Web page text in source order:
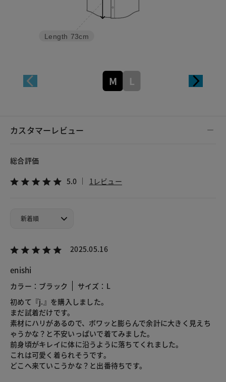
Length 73cm
M L
カスタマーレビュー
総合評価
5.0 1レビュー
2025.05.16
enishi
カラー：ブラック
サイズ：L
初めて『j.』を購入しました。
まだ試着だけです。
素材にハリがあるので、ボワッと膨らんで余計に大きく見えち
ゃうかな？と不安いっぱいで着てみました。
前身頃がキレイに体に沿うように落ちてくれました。
これは可愛く着られそうです。
どこへ来ていこうかな？と出番待ちです。